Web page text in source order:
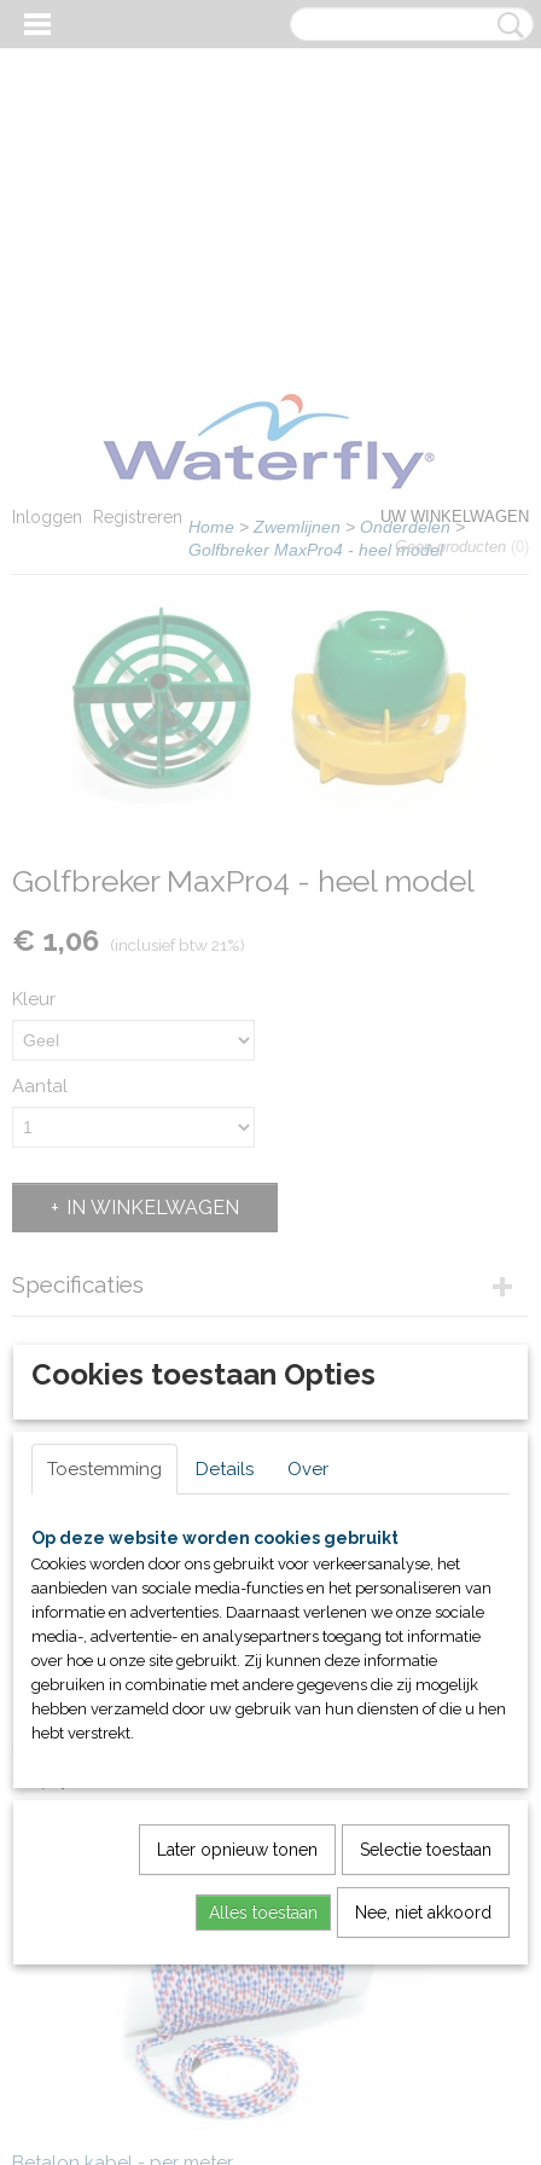
Inloggen Registreren
UW WINKELWAGEN
Geen producten (0)
Home > Zwemlijnen > Onderdelen>
Golfbreker MaxPro4 - heel model
Golfbreker MaxPro4 - heel model
€ 1,06 (inclusief btw 21%)
Kleur
Aantal
IN WINKELWAGEN
Specificaties
Bruto gewicht
Ook interessant
Cookies toestaan Opties
Toestemming Details Over
Op deze website worden cookies gebruikt
Cookies worden door ons gebruikt voor verkeersanalyse, het
aanbieden van sociale media-functies en het personaliseren van
informatie en advertenties. Daarnaast verlenen we onze sociale
media-, advertentie- en analysepartners toegang tot informatie
over hoe u onze site gebruikt. Zij kunnen deze informatie
gebruiken in combinatie met andere gegevens die zij mogelijk
hebben verzameld door uw gebruik van hun diensten of die u hen
hebt verstrekt.
Later opnieuw tonen Selectie toestaan
Alles toestaan Nee, niet akkoord